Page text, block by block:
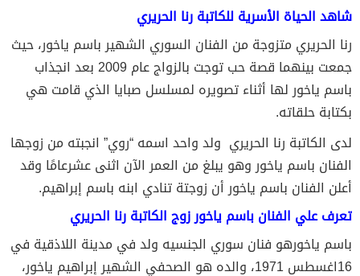
شاهد الحياة الأسرية للكاتبة رنا الحريري
رنا الحريري متزوجة من الفنان السوري الشهير باسم ياخور، حيث
جمعت بينهما قصة حب توجت بالزواج عام 2009 بعد انجذاب
باسم ياخور لها أثناء تصويره لمسلسل صبايا الذي قامت هي
بكتابة حلقاته.
لدى الكاتبة رنا الحريري ولد واحد اسمه “روي” انجبته من زوجها
الفنان باسم ياخور وهو يبلغ من العمر الآن اثنى عشرعامًا وقد
أعلن الفنان باسم ياخور أن زوجتة تنادي ابنه باسم إبراهيم.
تعرف علي الفنان باسم ياخور زوج الكاتبة رنا الحريري
باسم ياخورهو فنان سوري الجنسيه ولد في مدينة اللاذقية في
16اغسطس 1971، والده هو الصحفي الشهير إبراهيم ياخور،